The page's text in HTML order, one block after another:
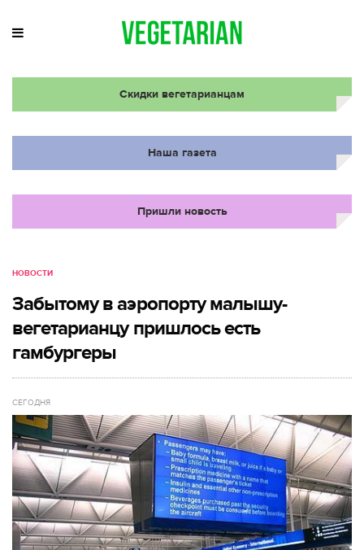
Скидки вегетарианцам
Наша газета
Пришли новость
НОВОСТИ
Забытому в аэропорту малышу-
вегетарианцу пришлось есть
гамбургеры
СЕГОДНЯ